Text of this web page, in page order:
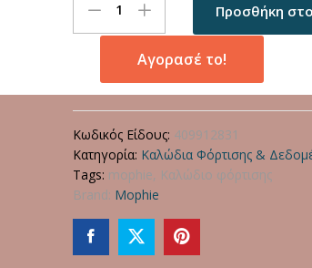
Charge
Stream®
Lightning
to
USB-
C
(1
μέτρο
–
μαύρο
braided)
Προσθήκη
Αγορασέ το!
Κωδικός Είδους: 409912831
Κατηγορία: Καλώδια Φόρτισης &
Tags: mophie, Καλώδιο φόρτισης
Brand: Mophie